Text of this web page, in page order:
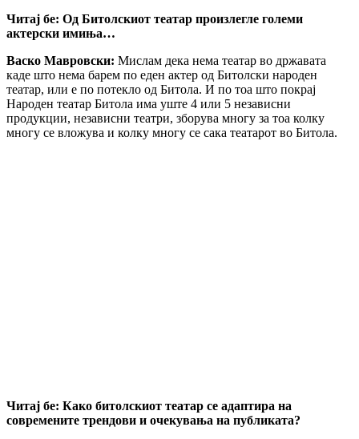
Читај бе: Од Битолскиот театар произлегле големи
актерски имиња…
Васко Мавровски: Мислам дека нема театар во државата
каде што нема барем по еден актер од Битолски народен
театар, или e по потекло од Битола. И по тоа што покрај
Народен театар Битола има уште 4 или 5 независни
продукции, независни театри, зборува многу за тоа колку
многу се вложува и колку многу се сака театарот во Битола.
Читај бе: Како битолскиот театар се адаптира на
современите трендови и очекувања на публиката?